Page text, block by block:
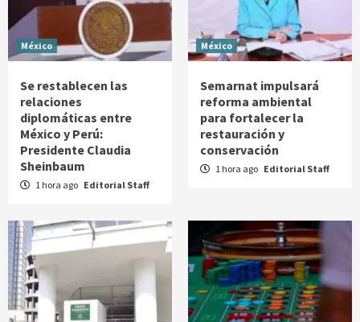
México
Se restablecen las
relaciones
diplomáticas entre
México y Perú:
Presidente Claudia
Sheinbaum
1 hora ago Editorial Staff
México
Semarnat impulsará
reforma ambiental
para fortalecer la
restauración y
conservación
1 hora ago Editorial Staff